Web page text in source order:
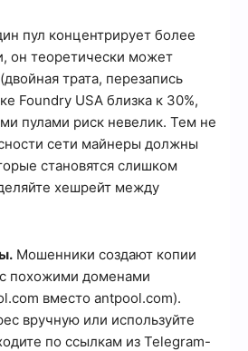
пул концентрирует более
он теоретически может
трата, перезапись
Foundry USA близка к 30%,
пулами риск невелик. Тем не
сети майнеры должны
становятся слишком
хешрейт между
Мошенники создают копии
похожими доменами
вместо antpool.com).
вручную или используйте
по ссылкам из Telegram-